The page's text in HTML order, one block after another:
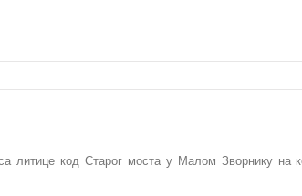
литице код Старог моста у Малом Зворнику на